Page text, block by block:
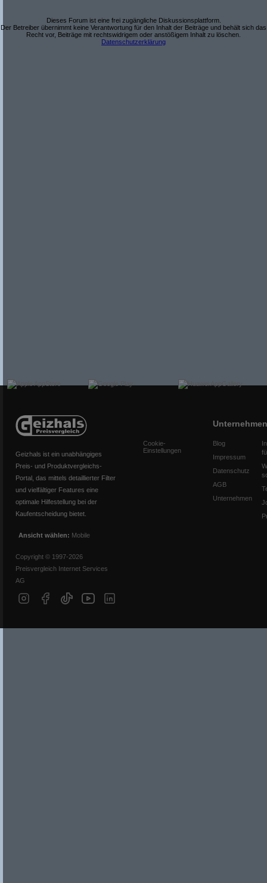
Dieses Forum ist eine frei zugängliche Diskussionsplattform.
Der Betreiber übernimmt keine Verantwortung für den Inhalt der Beiträge und behält sich das
Recht vor, Beiträge mit rechtswidrigem oder anstößigem Inhalt zu löschen.
Datenschutzerklärung
Geizhals ist ein unabhängiges
Preis- und Produktvergleichs-
Portal, das mittels detaillierter Filter
und vielfältiger Features eine
optimale Hilfestellung bei der
Kaufentscheidung bietet.
Ansicht wählen: Mobile
Copyright © 1997-2026
Preisvergleich Internet Services
AG
Cookie-
Einstellungen
Unternehmen
Blog
Impressum
Datenschutz
AGB
Unternehmen